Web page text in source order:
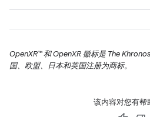
OpenXR™ 和 OpenXR 徽标是 The
国、欧盟、日本和英国注册为商标。
该内容对您有帮